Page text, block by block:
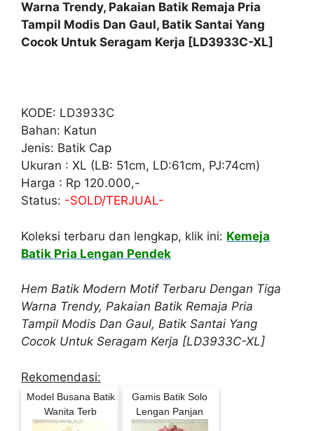
Warna Trendy, Pakaian Batik Remaja Pria
Tampil Modis Dan Gaul, Batik Santai Yang
Cocok Untuk Seragam Kerja [LD3933C-XL]
KODE: LD3933C
Bahan: Katun
Jenis: Batik Cap
Ukuran : XL (LB: 51cm, LD:61cm, PJ:74cm)
Harga : Rp 120.000,-
Status: -SOLD/TERJUAL-
Koleksi terbaru dan lengkap, klik ini: Kemeja
Batik Pria Lengan Pendek
Hem Batik Modern Motif Terbaru Dengan Tiga
Warna Trendy, Pakaian Batik Remaja Pria
Tampil Modis Dan Gaul, Batik Santai Yang
Cocok Untuk Seragam Kerja [LD3933C-XL]
Rekomendasi:
Model Busana Batik
Wanita Terb
Gamis Batik Solo
Lengan Panjan